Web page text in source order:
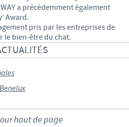
et scientifiques
du Benelux
a précédemment également
Award.
pris par les entreprises de
le bien-être du chat.
haut de page